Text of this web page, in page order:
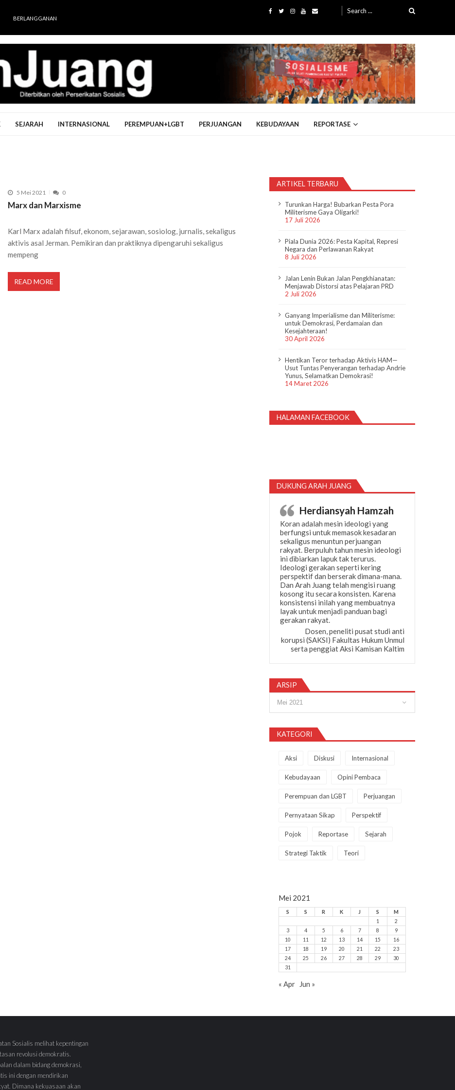
BERLANGGANAN
for:
SEJARAH INTERNASIONAL PEREMPUAN+LGBT PERJUANGAN KEBUDAYAAN REPORTASE
5 Mei 2021 0
Marx dan Marxisme
Karl Marx adalah filsuf, ekonom, sejarawan, sosiolog, jurnalis, sekaligus
aktivis asal Jerman. Pemikiran dan praktiknya dipengaruhi sekaligus
mempeng
READ MORE
ARTIKEL TERBARU
Turunkan Harga! Bubarkan Pesta Pora
Militerisme Gaya Oligarki!
17 Juli 2026
Piala Dunia 2026: Pesta Kapital, Represi
Negara dan Perlawanan Rakyat
8 Juli 2026
Jalan Lenin Bukan Jalan Pengkhianatan:
Menjawab Distorsi atas Pelajaran PRD
2 Juli 2026
Ganyang Imperialisme dan Militerisme:
untuk Demokrasi, Perdamaian dan
Kesejahteraan!
30 April 2026
Hentikan Teror terhadap Aktivis HAM—
Usut Tuntas Penyerangan terhadap Andrie
Yunus, Selamatkan Demokrasi!
14 Maret 2026
HALAMAN FACEBOOK
DUKUNG ARAH JUANG
Herdiansyah Hamzah
Koran adalah mesin ideologi yang
berfungsi untuk memasok kesadaran
sekaligus menuntun perjuangan
rakyat. Berpuluh tahun mesin ideologi
ini dibiarkan lapuk tak terurus.
Ideologi gerakan seperti kering
perspektif dan berserak dimana-mana.
Dan Arah Juang telah mengisi ruang
kosong itu secara konsisten. Karena
konsistensi inilah yang membuatnya
layak untuk menjadi panduan bagi
gerakan rakyat.
Dosen, peneliti pusat studi anti
korupsi (SAKSI) Fakultas Hukum Unmul
serta penggiat Aksi Kamisan Kaltim
ARSIP
KATEGORI
Aksi Diskusi Internasional
Kebudayaan Opini Pembaca
Perempuan dan LGBT Perjuangan
Pernyataan Sikap Perspektif
Pojok Reportase Sejarah
Strategi Taktik Teori
Mei 2021
S S R K J S
M
1
2
3
4 5 6 7 8
9
10
11 12 13 14 15
16
17
18 19 20 21 22
23
24
25 26 27 28 29
30
31
« Apr Jun »
Sosialis melihat kepentingan
revolusi demokratis.
dalam bidang demokrasi,
ini dengan mendirikan
Dimana kekuasaan akan